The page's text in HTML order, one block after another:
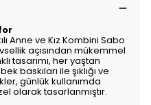
Anne ve Kız Kombini Sabo
açısından mükemmel
tasarımı, her yaştan
baskıları ile şıklığı ve
günlük kullanımda
olarak tasarlanmıştır.